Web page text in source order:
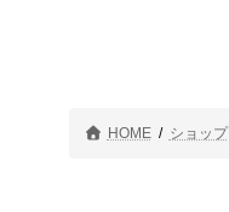
HOME ショップ